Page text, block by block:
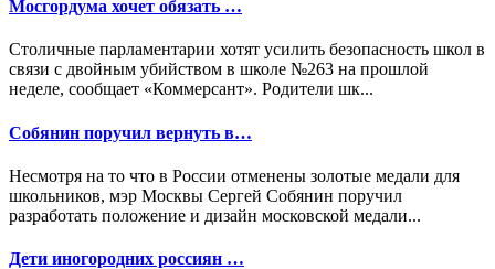
Мосгордума хочет обязать …
Столичные парламентарии хотят усилить безопасность школ в
связи с двойным убийством в школе №263 на прошлой
неделе, сообщает «Коммерсант». Родители шк...
Собянин поручил вернуть в…
Несмотря на то что в России отменены золотые медали для
школьников, мэр Москвы Сергей Собянин поручил
разработать положение и дизайн московской медали...
Дети иногородних россиян …